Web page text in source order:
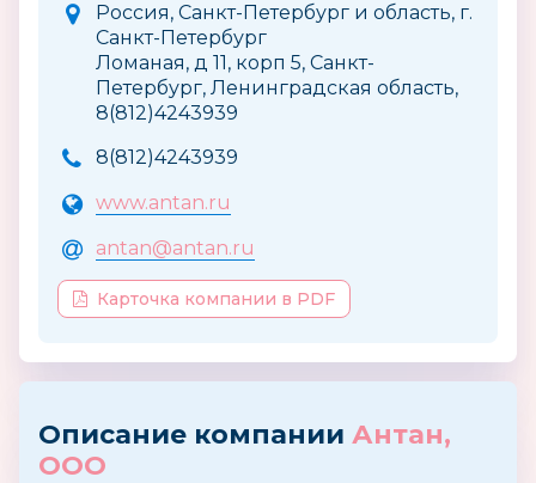
Россия, Санкт-Петербург и область, г.
Санкт-Петербург
Ломаная, д 11, корп 5, Санкт-
Петербург, Ленинградская область,
8(812)4243939
8(812)4243939
www.antan.ru
antan@antan.ru
Карточка компании в PDF
Описание компании Антан,
ООО